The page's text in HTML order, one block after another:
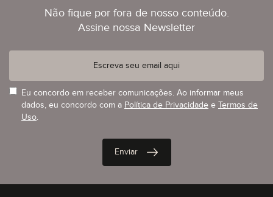
Não fique por fora de nosso conteúdo.
Assine nossa Newsletter
Eu concordo em receber comunicações. Ao informar meus
dados, eu concordo com a Política de Privacidade e Termos de
Uso.